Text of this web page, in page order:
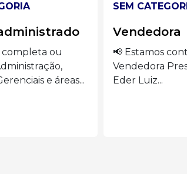
contratando:
Siga o
SEM
Auxiliar de
🍽️ VAGAS
AUXILIAR DE
o...